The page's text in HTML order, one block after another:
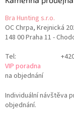
Bra Hunting s.r.o.
OC Chrpa, Krejnická
148 00 Praha 11 -
Tel:
VIP poradna
na objednání
Individuální návštěva
objednání.